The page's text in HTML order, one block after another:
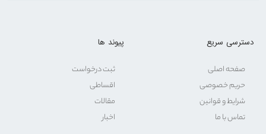
دسترسی سریع
صفحه اصلی
حریم خصوصی
شرایط و قوانین
تماس با ما
پیوند ها
ثبت درخواست
اقساطی
مقالات
اخبار